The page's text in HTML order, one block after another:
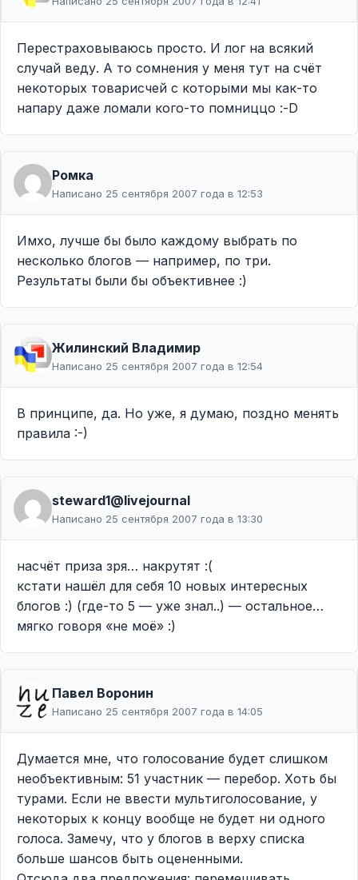
Перестраховываюсь просто. И лог на всякий
случай веду. А то сомнения у меня тут на счёт
некоторых товарисчей с которыми мы как-то
напару даже ломали кого-то помниццо :-D
Ромка
Написано 25 сентября 2007 года в 12:53
Имхо, лучше бы было каждому выбрать по
несколько блогов — например, по три.
Результаты были бы объективнее :)
Жилинcкий Владимир
Написано 25 сентября 2007 года в 12:54
В принципе, да. Но уже, я думаю, поздно менять
правила :-)
steward1@livejournal
Написано 25 сентября 2007 года в 13:30
насчёт приза зря… накрутят :(
кстати нашёл для себя 10 новых интересных
блогов :) (где-то 5 — уже знал..) — остальное…
мягко говоря «не моё» :)
Павел Воронин
Написано 25 сентября 2007 года в 14:05
Думается мне, что голосование будет слишком
необъективным: 51 участник — перебор. Хоть бы
турами. Если не ввести мультиголосование, у
некоторых к концу вообще не будет ни одного
голоса. Замечу, что у блогов в верху списка
больше шансов быть оцененными.